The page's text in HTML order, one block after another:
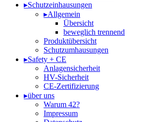
▸Schutzeinhausungen
▸Allgemein
Übersicht
beweglich trennend
Produktübersicht
Schutzumhausungen
▸Safety + CE
Anlagensicherheit
HV-Sicherheit
CE-Zertifizierung
▸über uns
Warum 42?
Impressum